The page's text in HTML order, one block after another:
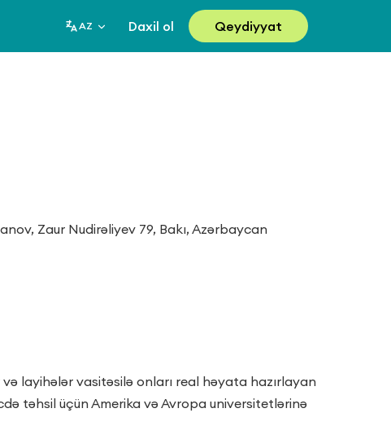
AZ Daxil ol Qeydiyyat
Zaur Nudirəliyev 79, Bakı, Azərbaycan
layihələr vasitəsilə onları real həyata hazırlayan
təhsil üçün Amerika və Avropa universitetlərinə